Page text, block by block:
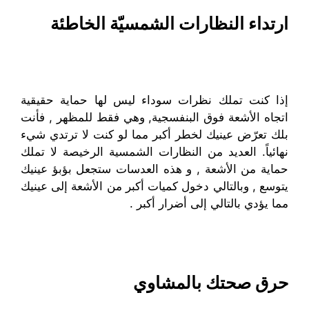
ارتداء النظارات الشمسيّة الخاطئة
إذا كنت تملك نظرات سوداء ليس لها حماية حقيقية
اتجاه الأشعة فوق البنفسجية, وهي فقط للمظهر , فأنت
بلك تعرّض عينيك لخطر أكبر مما لو كنت لا ترتدي شيء
نهائياً. العديد من النظارات الشمسية الرخيصة لا تملك
حماية من الأشعة , و هذه العدسات ستجعل بؤبؤ عينيك
يتوسع , وبالتالي دخول كميات أكبر من الأشعة إلى عينيك
مما يؤدي بالتالي إلى أضرار أكبر .
حرق صحتك بالمشاوي